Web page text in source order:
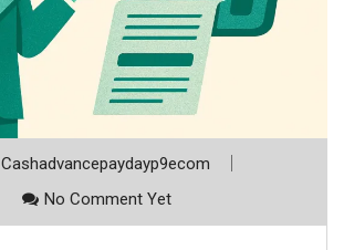
Cashadvancepaydayp9ecom
No Comment Yet